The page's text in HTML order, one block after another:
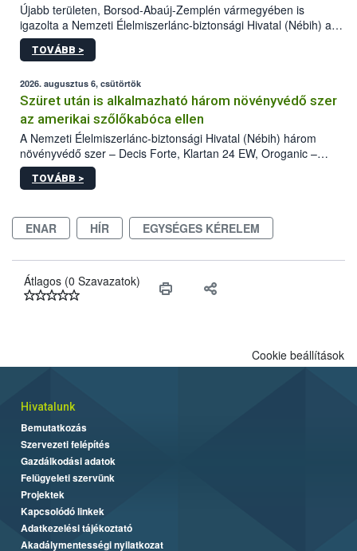
Újabb területen, Borsod-Abaúj-Zemplén vármegyében is
igazolta a Nemzeti Élelmiszerlánc-biztonsági Hivatal (Nébih) a
kőrisrontó karcsúdíszbogár (Agrilus planipennis) jelenlétét. A
kártevőt nem csak színcsapdában találták meg, de már fertőzött
az intenzív felderítést, emellett az intézkedéseket a szlovák
hatósággal is összehangolják a terjedés megállítása érdekében.
TOVÁBB >
2026. augusztus 6, csütörtök
Szüret után is alkalmazható három növényvédő szer
az amerikai szőlőkabóca ellen
A Nemzeti Élelmiszerlánc-biztonsági Hivatal (Nébih) három
növényvédő szer – Decis Forte, Klartan 24 EW, Oroganic –
engedélyokiratát módosította, így azok a szüretet követően,
egészen a vesszőérettség (BBCH 91) stádiumáig
érésű szőlőkben is legyen lehetőség a károsító elleni további
védekezésre. Az Oroganic készítmény kis kiszerelésben kiskerti
felhasználók számára is elérhető és ökológiai termesztésben is
engedélyezett.
TOVÁBB >
ENAR HÍR EGYSÉGES KÉRELEM
Átlagos (0 Szavazatok)
Cookie beállítások
Hivatalunk
Bemutatkozás
Szervezeti felépítés
Gazdálkodási adatok
Felügyeleti szervünk
Projektek
Kapcsolódó linkek
Adatkezelési tájékoztató
Akadálymentességi nyilatkozat